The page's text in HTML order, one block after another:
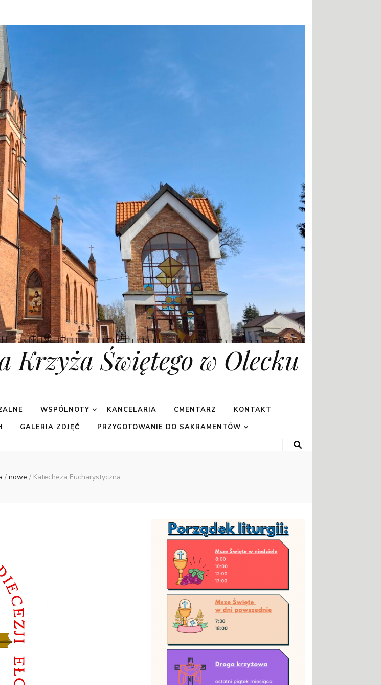
Krzyża Świętego w Olecku
WSPÓLNOTY KANCELARIA CMENTARZ
KONTAKT
GALERIA ZDJĘĆ PRZYGOTOWANIE DO SAKRAMENTÓW
/ nowe / Katecheza Eucharystyczna